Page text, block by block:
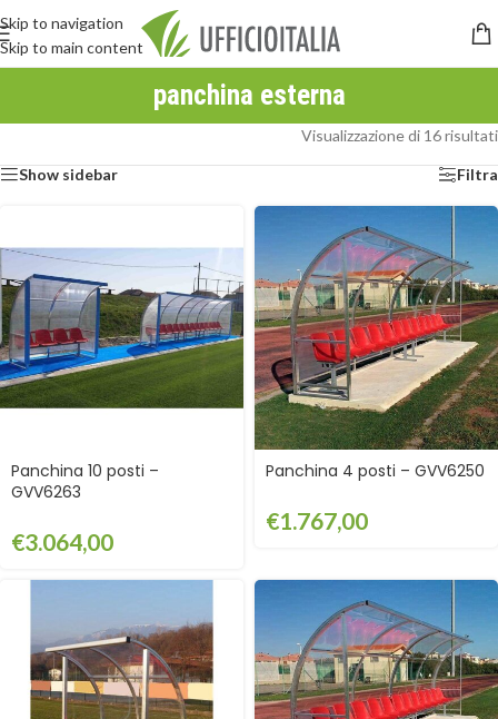
Skip to navigation
Skip to main content
panchina esterna
Visualizzazione di 16 risultati
Show sidebar Filtra
Panchina 10 posti –
GVV6263
€3.064,00
Panchina 4 posti – GVV6250
€1.767,00